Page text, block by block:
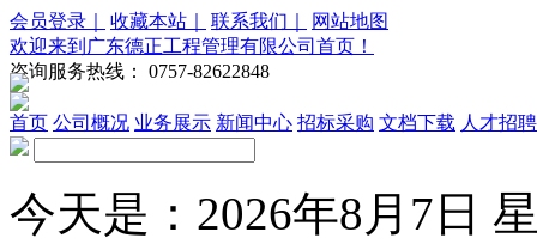
会员登录｜ 收藏本站｜ 联系我们｜
网站地图
欢迎来到广东德正工程管理有限公司首页！
咨询服务热线： 0757-82622848
首页 公司概况 业务展示 新闻中心 招标采购 文档下载 人才招聘
今天是：2026年8月7日